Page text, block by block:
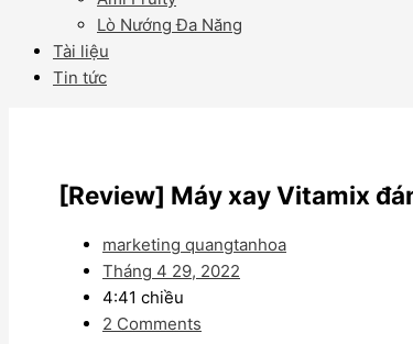
Lò Nướng Đa Năng
Tài liệu
Tin tức
[Review] Máy xay Vitamix
marketing quangtanhoa
Tháng 4 29, 2022
4:41 chiều
2 Comments